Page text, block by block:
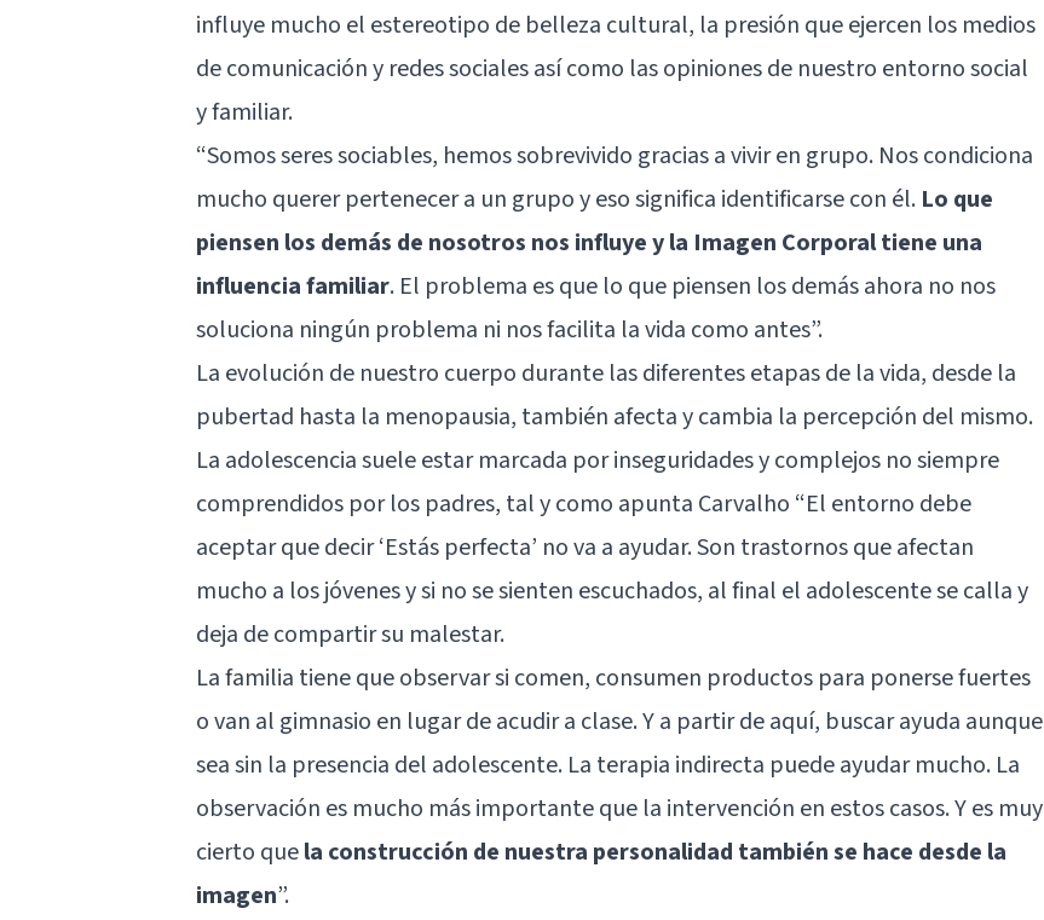
influye mucho el estereotipo de belleza cultural, la presión que ejercen los medios
de comunicación y redes sociales así como las opiniones de nuestro entorno social
y familiar.
“Somos seres sociables, hemos sobrevivido gracias a vivir en grupo. Nos condiciona
mucho querer pertenecer a un grupo y eso significa identificarse con él. Lo que
piensen los demás de nosotros nos influye y la Imagen Corporal tiene una
influencia familiar. El problema es que lo que piensen los demás ahora no nos
soluciona ningún problema ni nos facilita la vida como antes”.
La evolución de nuestro cuerpo durante las diferentes etapas de la vida, desde la
pubertad hasta la menopausia, también afecta y cambia la percepción del mismo.
La adolescencia suele estar marcada por inseguridades y complejos no siempre
comprendidos por los padres, tal y como apunta Carvalho “El entorno debe
aceptar que decir ‘Estás perfecta’ no va a ayudar. Son trastornos que afectan
mucho a los jóvenes y si no se sienten escuchados, al final el adolescente se calla y
deja de compartir su malestar.
La familia tiene que observar si comen, consumen productos para ponerse fuertes
o van al gimnasio en lugar de acudir a clase. Y a partir de aquí, buscar ayuda aunque
sea sin la presencia del adolescente. La terapia indirecta puede ayudar mucho. La
observación es mucho más importante que la intervención en estos casos. Y es muy
cierto quela construcción de nuestra personalidad también se hace desde la
imagen”.